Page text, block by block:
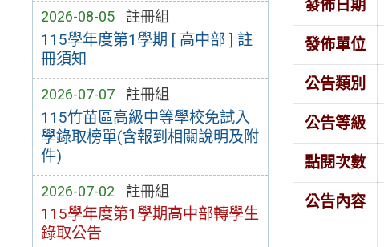
2026-08-05 註冊組
115學年度第1學期 [ 高中部 ] 註
冊須知
2026-07-07 註冊組
115竹苗區高級中等學校免試入
學錄取榜單(含報到相關說明及附
件)
2026-07-02 註冊組
115學年度第1學期高中部轉學生
錄取公告
發佈日期
發佈單位
公告類別
公告等級
點閱次數
公告內容